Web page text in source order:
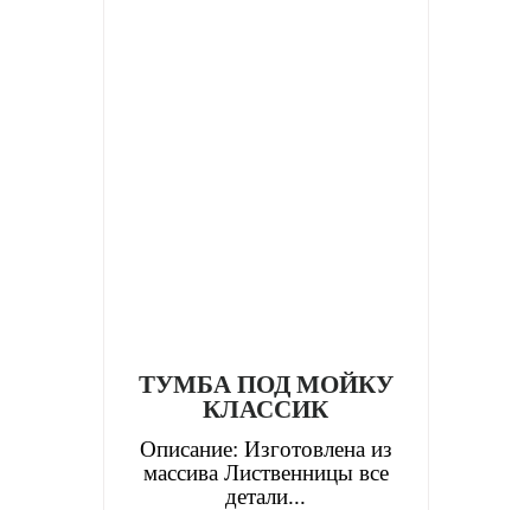
ТУМБА ПОД МОЙКУ
КЛАССИК
Описание: Изготовлена из
массива Лиственницы все
детали...